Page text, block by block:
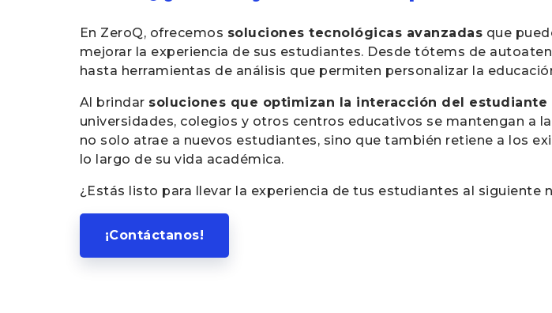
En ZeroQ, ofrecemos soluciones tecnológicas avanzadas que
mejorar la experiencia de sus estudiantes. Desde tótems de
hasta herramientas de análisis que permiten personalizar la
Al brindar soluciones que optimizan la interacción del
universidades, colegios y otros centros educativos se mantengan a
no solo atrae a nuevos estudiantes, sino que también retiene a los
lo largo de su vida académica.
¿Estás listo para llevar la experiencia de tus estudiantes al siguiente
¡Contáctanos!